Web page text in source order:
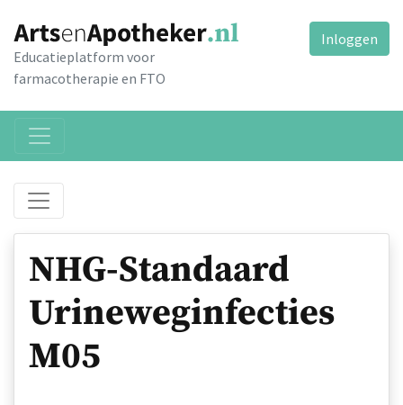
Educatieplatform voor
farmacotherapie en FTO
Inloggen
NHG-Standaard
Urineweginfecties
M05